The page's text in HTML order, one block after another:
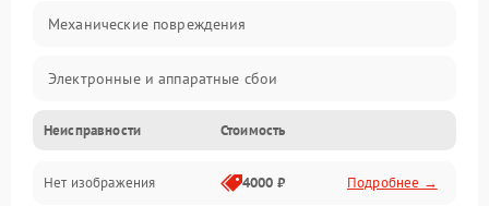
Механические повреждения
Электронные и аппаратные сбои
Неисправности сенсора и оптики
Программные ошибки
Неисправности Стоимость
Нет изображения 4000 ₽ Подробнее →